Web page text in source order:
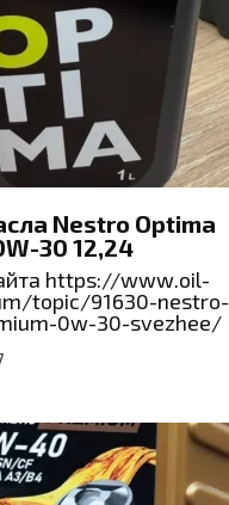
Nestro Optima
30 12,24
https://www.oil-
topic/91630-nestro-
0w-30-svezhee/